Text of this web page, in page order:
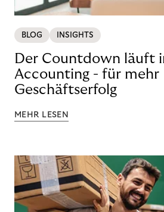
BLOG INSIGHTS
Der Countdown läuft
Accounting - für mehr
Geschäftserfolg
MEHR LESEN